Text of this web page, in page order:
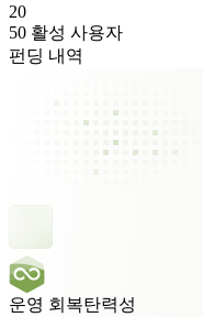
20
50 활성 사용자
펀딩 내역
운영 회복탄력성